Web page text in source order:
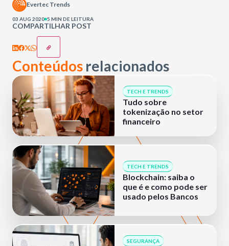
COMPARTILHAR POST
Evertec Trends
03 AUG 2020 5 MIN DE LEITURA
Conteúdos relacionados
TECH E TRENDS
Tudo sobre
tokenização no setor
financeiro
TECH E TRENDS
Blockchain: saiba o
que é e como pode ser
usado pelos Bancos
SEGURANÇA